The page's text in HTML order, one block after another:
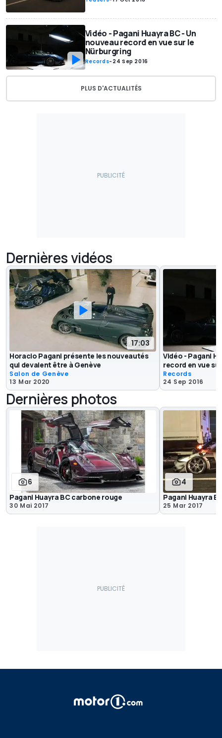
Vidéo - Pagani Huayra BC - Un
nouveau record en vue sur le
Nürburgring
Records- 24 Sep 2016
PLUS D'ACTUALITÉS
Dernières vidéos
17:03
Horacio Pagani présente les nouveautés
qui devaient être à Genève
Salon de Genève
13 Mar 2020
Vidéo - Pagani
record en vue
Records
24 Sep 2016
Dernières photos
6
Pagani Huayra BC carbone rouge
30 Mai 2017
4
Pagani Huayra
25 Mar 2017